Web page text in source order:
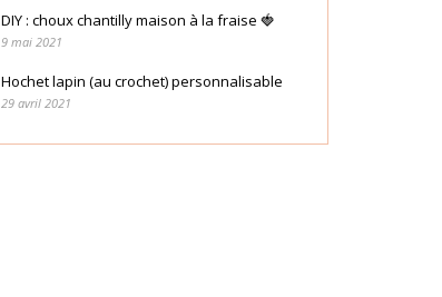
DIY : choux chantilly maison à la fraise 🍓
9 mai 2021
Hochet lapin (au crochet) personnalisable
29 avril 2021